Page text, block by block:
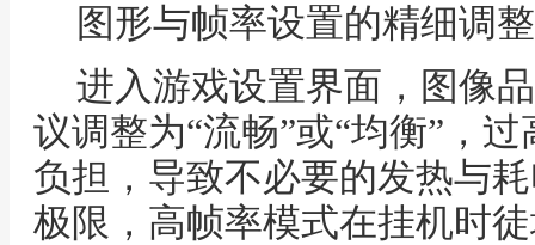
图形与帧率设置的精细调整
进入游戏设置界面，图像
议调整为“流畅”或“均衡”，
负担，导致不必要的发热与
极限，高帧率模式在挂机时